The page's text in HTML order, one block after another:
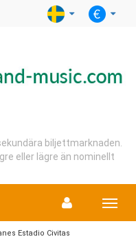
biljettmarknaden.
eller lägre än nominellt
Menu
Estadio Civitas